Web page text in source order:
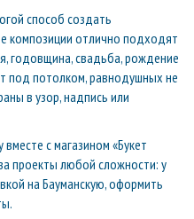
способ создать
композиции отлично подходят
годовщина, свадьба, рождение
под потолком, равнодушных не
в узор, надпись или
с магазином «Букет
проекты любой сложности: у
на Бауманскую, оформить